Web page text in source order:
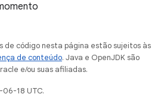
de código nesta página estão sujeitos às
de conteúdo. Java e OpenJDK são
e/ou suas afiliadas.
18 UTC.